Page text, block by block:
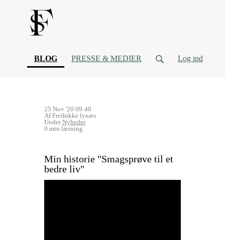
BLOG(current)PRESSE & MEDIER Log ind
25 Nov '20 09:40
Af Fredrikke lynæs
UnderNyheder
0 min læsning
Min historie "Smagsprøve til et
bedre liv"